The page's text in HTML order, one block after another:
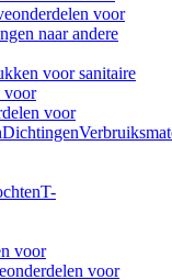
voor
naar andere
voor sanitaire
voor
voor
Dichtingen
T-
voor
voor